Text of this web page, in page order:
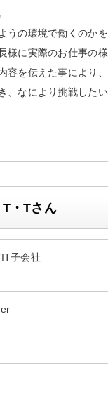
うの環境で働くのか
様に実際のお仕事の様
容を伝えた事により
、なにより挑戦した
・Tさん
子会社